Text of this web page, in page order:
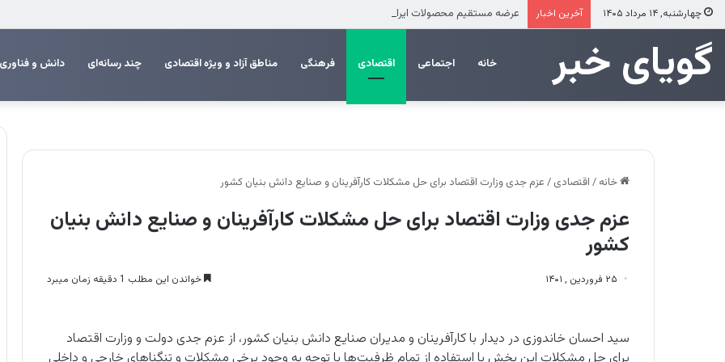
چهارشنبه, ۱۴ مرداد ۱۴۰۵ آخرین اخبار عرضه مستقیم محصولات ایرانول در ایام اربعین
‌‌‌گویای خبر خانه اجتماعی اقتصادی فرهنگی مناطق آزاد و ویژه اقتصادی چند رسانه‌ای دانش و فناوری
خانه / اقتصادی / عزم جدی وزارت اقتصاد برای حل مشکلات کارآفرینان و صنایع دانش بنیان کشور
عزم جدی وزارت اقتصاد برای حل مشکلات کارآفرینان و صنایع دانش بنیان
کشور
۲۵ فروردین , ۱۴۰۱ خواندن این مطلب 1 دقیقه زمان میبرد
سید احسان خاندوزی در دیدار با کارآفرینان و مدیران صنایع دانش بنیان کشور، از عزم جدی دولت و وزارت اقتصاد